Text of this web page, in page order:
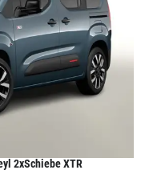
2xSchiebe XTR